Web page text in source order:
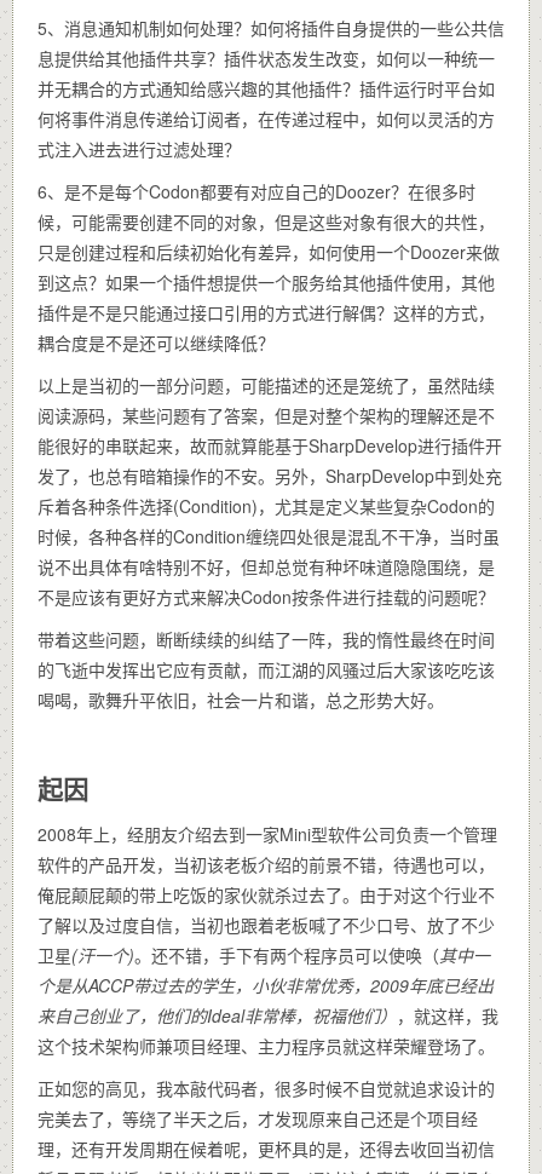
5、消息通知机制如何处理？如何将插件自身提供的一些公共信
息提供给其他插件共享？插件状态发生改变，如何以一种统一
并无耦合的方式通知给感兴趣的其他插件？插件运行时平台如
何将事件消息传递给订阅者，在传递过程中，如何以灵活的方
式注入进去进行过滤处理？
6、是不是每个Codon都要有对应自己的Doozer？在很多时
候，可能需要创建不同的对象，但是这些对象有很大的共性，
只是创建过程和后续初始化有差异，如何使用一个Doozer来做
到这点？如果一个插件想提供一个服务给其他插件使用，其他
插件是不是只能通过接口引用的方式进行解偶？这样的方式，
耦合度是不是还可以继续降低？
以上是当初的一部分问题，可能描述的还是笼统了，虽然陆续
阅读源码，某些问题有了答案，但是对整个架构的理解还是不
能很好的串联起来，故而就算能基于SharpDevelop进行插件开
发了，也总有暗箱操作的不安。另外，SharpDevelop中到处充
斥着各种条件选择(Condition)，尤其是定义某些复杂Codon的
时候，各种各样的Condition缠绕四处很是混乱不干净，当时虽
说不出具体有啥特别不好，但却总觉有种坏味道隐隐围绕，是
不是应该有更好方式来解决Codon按条件进行挂载的问题呢？
带着这些问题，断断续续的纠结了一阵，我的惰性最终在时间
的飞逝中发挥出它应有贡献，而江湖的风骚过后大家该吃吃该
喝喝，歌舞升平依旧，社会一片和谐，总之形势大好。
起因
2008年上，经朋友介绍去到一家Mini型软件公司负责一个管理
软件的产品开发，当初该老板介绍的前景不错，待遇也可以，
俺屁颠屁颠的带上吃饭的家伙就杀过去了。由于对这个行业不
了解以及过度自信，当初也跟着老板喊了不少口号、放了不少
卫星(汗一个)。还不错，手下有两个程序员可以使唤（其中一
个是从ACCP带过去的学生，小伙非常优秀，2009年底已经出
来自己创业了，他们的Ideal非常棒，祝福他们） ，就这样，我
这个技术架构师兼项目经理、主力程序员就这样荣耀登场了。
正如您的高见，我本敲代码者，很多时候不自觉就追求设计的
完美去了，等绕了半天之后，才发现原来自己还是个项目经
理，还有开发周期在候着呢，更杯具的是，还得去收回当初信